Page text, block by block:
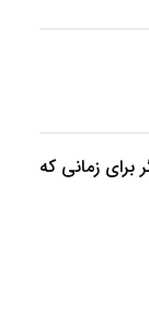
برای زمانی که